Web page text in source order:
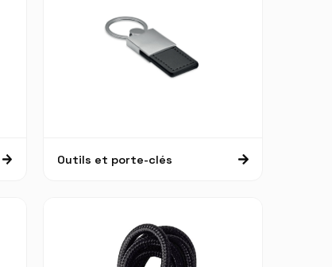
Outils et porte-clés